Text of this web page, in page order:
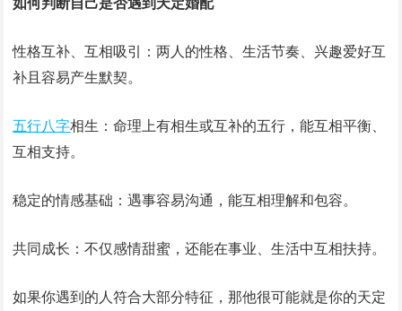
如何判断自己是否遇到天定婚配
性格互补、互相吸引：两人的性格、生活节奏、兴趣爱好互
补且容易产生默契。
五行八字相生：命理上有相生或互补的五行，能互相平衡、
互相支持。
稳定的情感基础：遇事容易沟通，能互相理解和包容。
共同成长：不仅感情甜蜜，还能在事业、生活中互相扶持。
如果你遇到的人符合大部分特征，那他很可能就是你的天定